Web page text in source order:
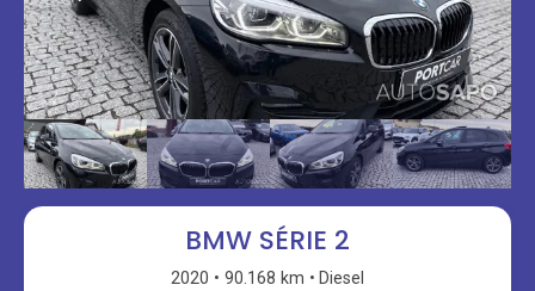
BMW SÉRIE 2
2020 90.168 km
Diesel